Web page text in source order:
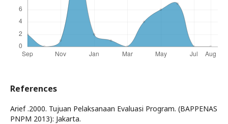
References
Arief .2000. Tujuan Pelaksanaan Evaluasi Program. (BAPPENAS
PNPM 2013): Jakarta.